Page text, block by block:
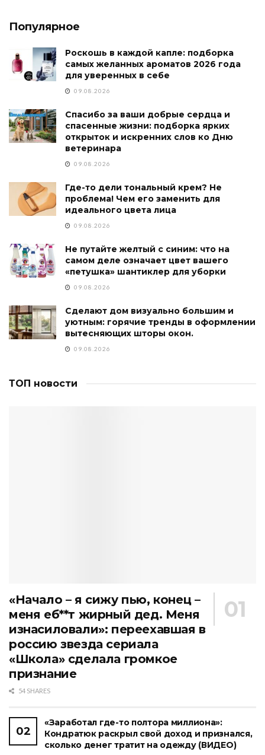
Популярное
Роскошь в каждой капле: подборка
самых желанных ароматов 2026 года
для уверенных в себе
09.08.2026
Спасибо за ваши добрые сердца и
спасенные жизни: подборка ярких
открыток и искренних слов ко Дню
ветеринара
09.08.2026
Где-то дели тональный крем? Не
проблема! Чем его заменить для
идеального цвета лица
09.08.2026
Не путайте желтый с синим: что на
самом деле означает цвет вашего
«петушка» шантиклер для уборки
09.08.2026
Сделают дом визуально большим и
уютным: горячие тренды в оформлении
вытесняющих шторы окон.
09.08.2026
ТОП новости
«Начало – я сижу пью, конец –
меня еб**т жирный дед. Меня
изнасиловали»: переехавшая в
россию звезда сериала
«Школа» сделала громкое
признание
54 SHARES
«Заработал где-то полтора миллиона»:
Кондратюк раскрыл свой доход и признался,
сколько денег тратит на одежду (ВИДЕО)